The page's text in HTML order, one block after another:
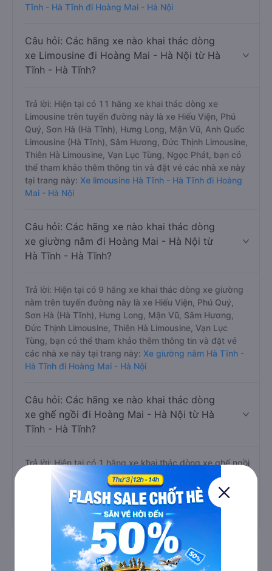
Tĩnh - Hà Tĩnh đi Hoàng Mai - Hà Nội
Câu hỏi: Các hãng xe nào khai thác dòng
xe Limousine đi Hoàng Mai - Hà Nội từ Hà
Tĩnh - Hà Tĩnh?
Trả lời: Hiện tại có 11 hãng xe khai thác dòng xe
Limousine trên tuyến đường này là xe Hiếu Viện, Phú
Quý, Sơn Hà (Hà Tĩnh), Hưng Long, Mận Vũ, Anh Quốc
Limousine (Hà Tĩnh), Sâm Hương, Đức Thịnh Limousine,
Thiên Hà Limousine, Vạn Lục Tùng, Ngọc Phát, bạn có
thể tham khảo thêm thông tin và đặt vé các nhà xe này
tại trang này: Xe limousine Hà Tĩnh - Hà Tĩnh đi Hoàng
Mai - Hà Nội
Câu hỏi: Các hãng xe nào khai thác dòng
xe giường nằm đi Hoàng Mai - Hà Nội từ
Hà Tĩnh - Hà Tĩnh?
Trả lời: Hiện tại có 9 hãng xe khai thác dòng xe giường
nằm trên tuyến đường này là xe Hiếu Viện, Phú Quý,
Sơn Hà (Hà Tĩnh), Hưng Long, Mận Vũ, Sâm Hương,
Đức Thịnh Limousine, Thiên Hà Limousine, Vạn Lục
Tùng, bạn có thể tham khảo thêm thông tin và đặt vé
các nhà xe này tại trang này: Xe giường nằm Hà Tĩnh -
Hà Tĩnh đi Hoàng Mai - Hà Nội
Câu hỏi: Các hãng xe nào khai thác dòng
xe ghế ngồi đi Hoàng Mai - Hà Nội từ Hà
Tĩnh - Hà Tĩnh?
Trả lời: Hiện tại có 1 hãng xe khai thác dòng xe ghế ngồi
trên tuyến đường này là xe Anh Quốc Limousine (Hà
Tĩnh), bạn có thể tham khảo thêm thông tin và đặt vé
các nhà xe này tại trang này: Xe ghế ngồi Hà Tĩnh - Hà
Tĩnh đi Hoàng Mai - Hà Nội